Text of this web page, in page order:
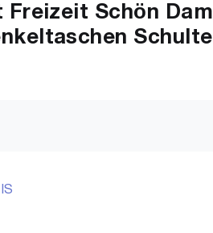
Freizeit Schön